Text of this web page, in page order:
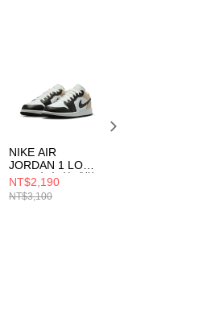
NIKE AIR
JORDAN 1 LOW
(GS) 大童 籃球鞋
553560153
NT$2,190
NT$3,100